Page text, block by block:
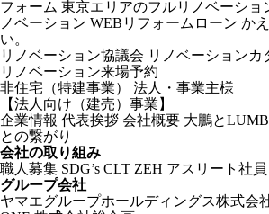
フォーム 東京エリアのフルリノベーショ
ノベーション WEBリフォームローン か
い。
リノベーション協議会 リノベーションカ
リノベーション来場予約
非住宅（特建事業）
法人・事業主様
【法人向け（建売）事業】
企業情報 代表挨拶 会社概要 大鵬と
との繋がり
会社の取り組み
職人募集 SDG’s CLT ZEH アスリート社員
グループ会社
ヤマエグループホールディングス株式会